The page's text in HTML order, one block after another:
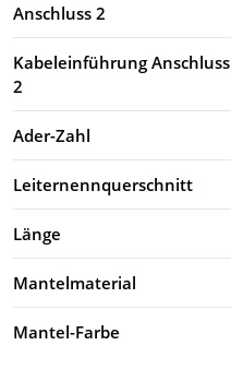
Anschluss 2
Kabeleinführung Anschluss
2
Ader-Zahl
Leiternennquerschnitt
Länge
Mantelmaterial
Mantel-Farbe